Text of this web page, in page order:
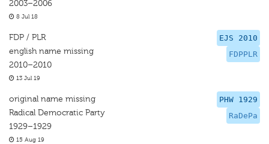
2003–2006
8 Jul 18
EJS 2010
FDPPLR
FDP / PLR
english name missing
2010–2010
13 Jul 19
PHW 1929
RaDePa
original name missing
Radical Democratic Party
1929–1929
15 Aug 19